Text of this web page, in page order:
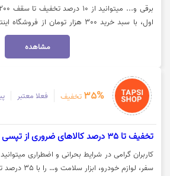
اول، با سبد خرید 300 هزار تومان
شوید. جهت استفاده از تخفیف و مشاهده کالا
مشاهده
35% تخفیف فعلا معتبر
تخفیف تا 35 درصد کالاهای ضروری از تپسی شاپ
کاربران گرامی در شرایط بحرانی و اضطراری
سفر، لوازم